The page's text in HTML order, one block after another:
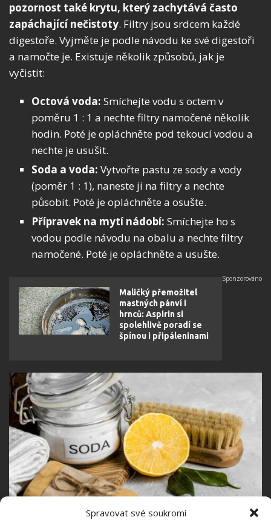
Spravovat své soukromí
pozornost také krytu, který zachytává často
zapáchající nečistoty. Filtry jsou srdcem každé
digestoře. Vyjměte je podle návodu ke své digestoři
a namočte je. Existuje několik způsobů, jak je
vyčistit:
Octová voda: Smíchejte vodu s octem v
poměru 1 : 1 a nechte filtry namočené několik
hodin. Poté je opláchněte pod tekoucí vodou a
nechte je usušit.
Soda a voda: Vytvořte pastu ze sody a vody
(poměr 1 : 1), naneste ji na filtry a nechte
působit. Poté je opláchněte a osušte.
Přípravek na mytí nádobí: Smíchejte ho s
vodou podle návodu na obalu a nechte filtry
namočené. Poté je opláchněte a usušte.
Maličký přemožitel
mastných pánví i
hrnců: Aspirin si
spolehlivě poradí se
špínou i připáleninami